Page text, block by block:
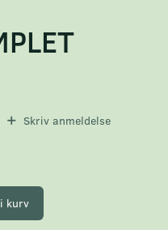
Skriv anmeldelse
kurv